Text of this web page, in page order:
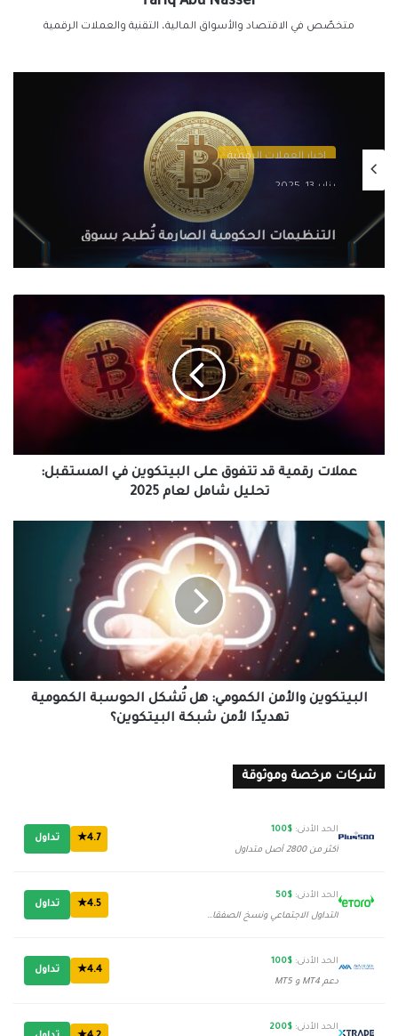
متخصّص في الاقتصاد والأسواق المالية، التقنية والعملات الرقمية
اخبار العملات الرقمية
التنظيمات الحكومية الصارمة تُطيح بسوق
الكريبتو في 2025: سيف ذو حدين على
مستقبل العملات الرقمية
تتفوق
البيتكوين
تحليل
شاملعملات رقمية قد تتفوق على البيتكوين في المستقبل:
تحليل شامل لعام 2025
البيتكوين
والأمن
الكمومي:
هل
تُشكل
الحوسبة
الكمومية
تهديدًا
لأمن
شبكةالبيتكوين والأمن الكمومي: هل تُشكل الحوسبة الكمومية
تهديدًا لأمن شبكة البيتكوين؟
شركات مرخصة وموثوقة
الحد الأدنى: $100
أكثر من 2800 أصل متداول
4.7★ تداول
الحد الأدنى: $50
التداول الاجتماعي ونسخ الصفقات
4.5★ تداول
الحد الأدنى: $100
دعم MT4 و MT5
4.4★ تداول
الحد الأدنى: $200